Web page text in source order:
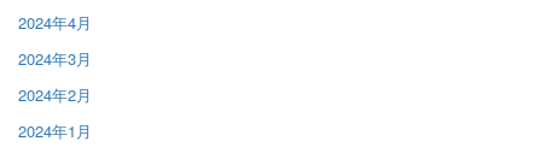
2024年4月
2024年3月
2024年2月
2024年1月